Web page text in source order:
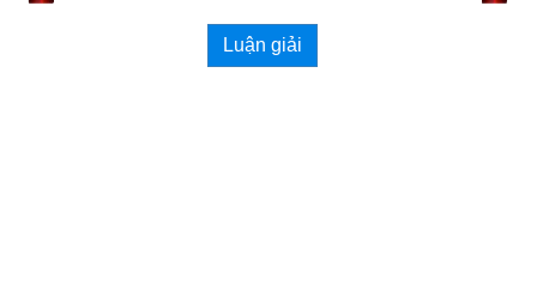
thuy/xem-van-menh/link-tai-sach-dien-cam-tam-the-dien-
Luận giải